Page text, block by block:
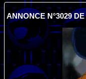
ANNONCE N°3029